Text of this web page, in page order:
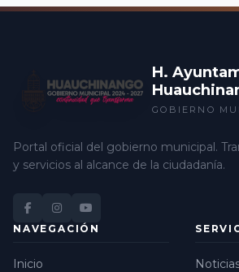
H.
GOBIERNO
Portal oficial del gobierno municipal.
y servicios al alcance de la ciudadanía.
NAVEGACIÓN
Inicio